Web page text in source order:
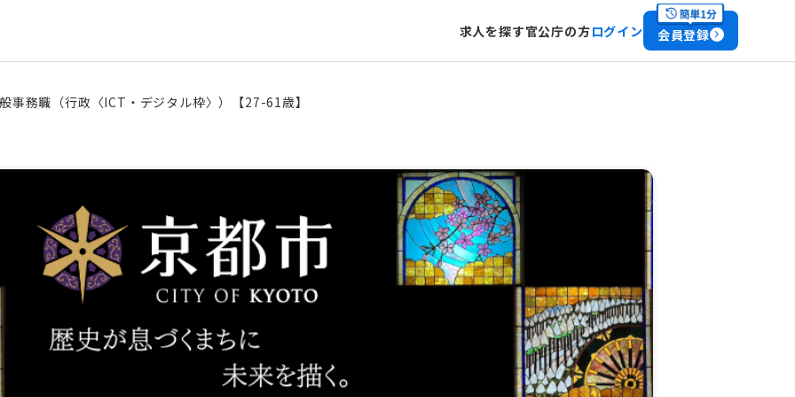
求人を探す官公庁の方ログイン 会員登録
事務職（行政〈ICT・デジタル枠〉）【27-61歳】